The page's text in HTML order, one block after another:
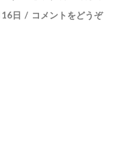
日 コメントをどうぞ